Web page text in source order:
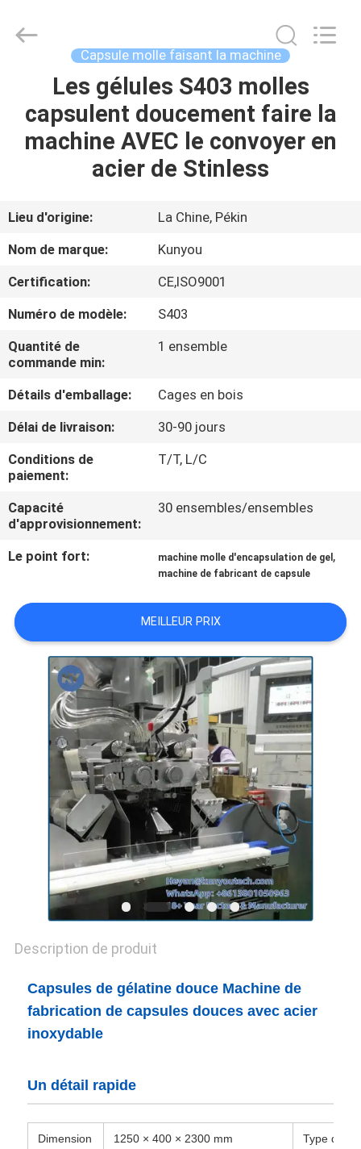
LA
MAISON
VIDÉOS
À
PROPOS
DE
VISITE
DE
L'USINE
CONTRÔLE
DE
QUALITÉ
NOUVELLES
DEMANDEZ
UN DEVIS
PLAN
PRIVACY
Pharmatech
Capsule molle faisant la machine
Les gélules S403 molles
capsulent doucement faire la
machine AVEC le convoyer en
acier de Stinless
Lieu d'origine:
La Chine, Pékin
Nom de marque:
Kunyou
Certification:
CE,ISO9001
Numéro de modèle:
S403
Quantité de
commande min:
1 ensemble
Détails d'emballage:
Cages en bois
Délai de livraison:
30-90 jours
Conditions de
paiement:
T/T, L/C
Capacité
d'approvisionnement:
30 ensembles/ensembles
Le point fort: machine molle d'encapsulation de gel ,
machine de fabricant de capsule
MEILLEUR PRIX
Description de produit
Capsules de gélatine douce Machine de
fabrication de capsules douces avec acier
inoxydable
Un détail rapide
Dimension
1250 × 400 × 2300 mm
Type de